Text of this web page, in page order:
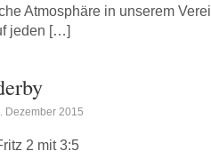
Atmosphäre in unserem
jeden […]
Dezember 2015
2 mit 3:5